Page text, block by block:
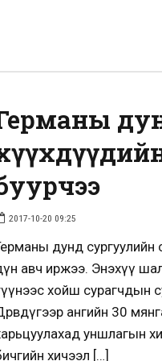
2017-10-20 09:25
дунд сургуулийн
авч иржээ. Энэхүү
хойш сурагчдын
ангийн 30
уншлагын
хичээл […]